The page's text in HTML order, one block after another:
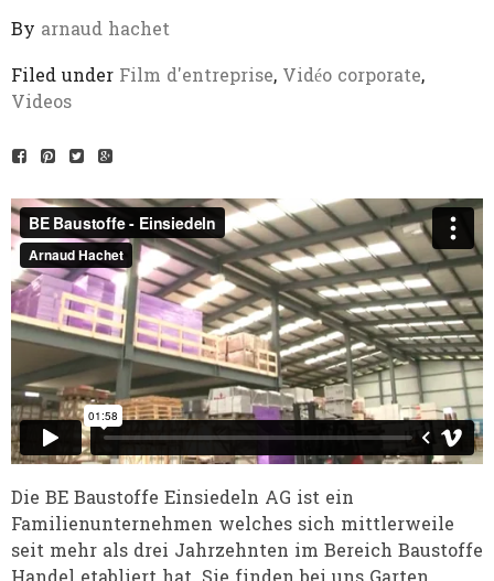
By arnaud hachet
Filed under Film d'entreprise, Vidéo corporate,
Videos
Die BE Baustoffe Einsiedeln AG ist ein
Familienunternehmen welches sich mittlerweile
seit mehr als drei Jahrzehnten im Bereich Baustoffe